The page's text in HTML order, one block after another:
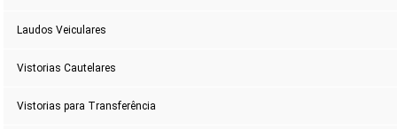
Laudos Veiculares
Vistorias Cautelares
Vistorias para Transferência